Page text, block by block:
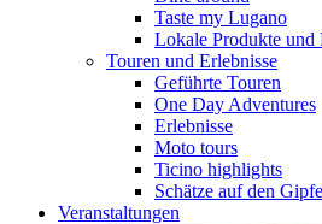
Taste my Lugano
Lokale Produkte und
Touren und Erlebnisse
Geführte Touren
One Day Adventures
Erlebnisse
Moto tours
Ticino highlights
Schätze auf den
Veranstaltungen